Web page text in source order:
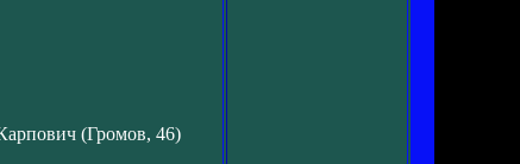
(Громов, 46)